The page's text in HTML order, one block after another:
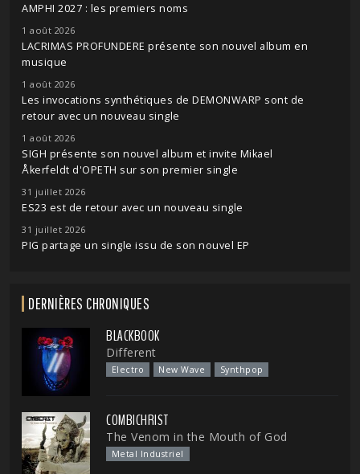
AMPHI 2027 : les premiers noms
1 août 2026
LACRIMAS PROFUNDERE présente son nouvel album en
musique
1 août 2026
Les invocations synthétiques de DEMONWARP sont de
retour avec un nouveau single
1 août 2026
SIGH présente son nouvel album et invite Mikael
Åkerfeldt d'OPETH sur son premier single
31 juillet 2026
ES23 est de retour avec un nouveau single
31 juillet 2026
PIG partage un single issu de son nouvel EP
DERNIÈRES CHRONIQUES
BLACKBOOK
Different
Electro New Wave Synthpop
COMBICHRIST
The Venom in the Mouth of God
Metal Industriel